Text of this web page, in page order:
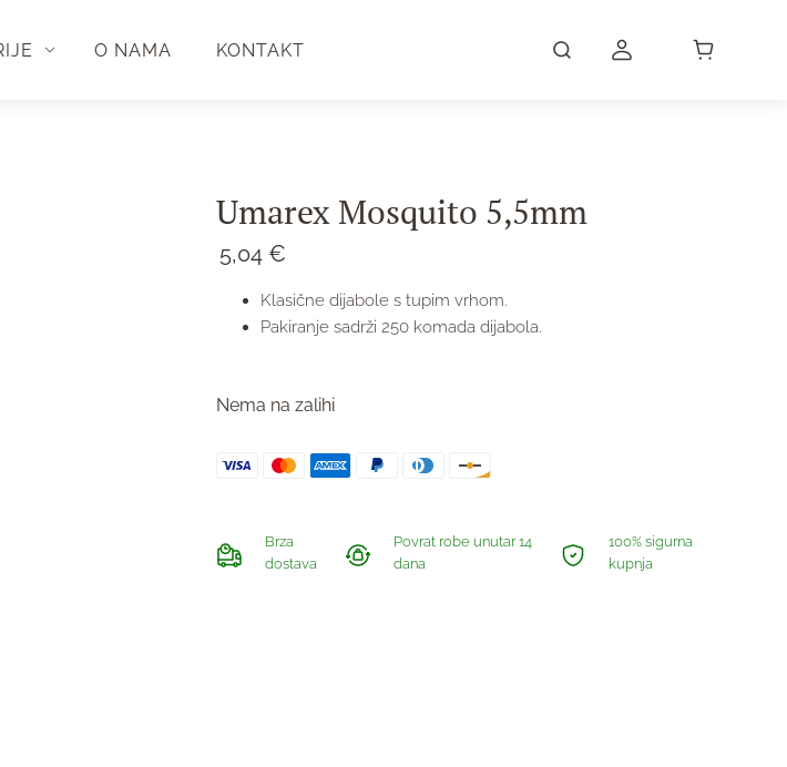
O NAMA KONTAKT
Umarex Mosquito 5,5mm
5,04 €
Klasične dijabole s tupim vrhom.
Pakiranje sadrži 250 komada dijabola.
Nema na zalihi
Brza
dostava
Povrat robe unutar 14
dana
100% sigurna
kupnja